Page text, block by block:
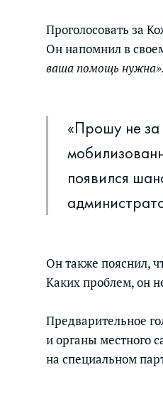
Проголосовать за
Он напомнил в
ваша помощь нужна».
«Прошу не за
появился
Он также пояснил,
Каких проблем, он
Предварительное
и органы местного
на специальном